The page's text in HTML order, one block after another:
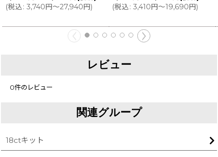
(税込: 3,740円～27,940円)
(税込: 3,410円～19,690円)
レビュー
0件のレビュー
関連グループ
18ctキット